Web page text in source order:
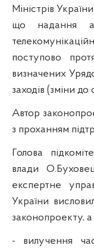
Міністрів
що надання
поступово
визначених
заходів (зміни до
Автор
з проханням
Голова
влади
експертне
України
законопроекту,
- вилучення